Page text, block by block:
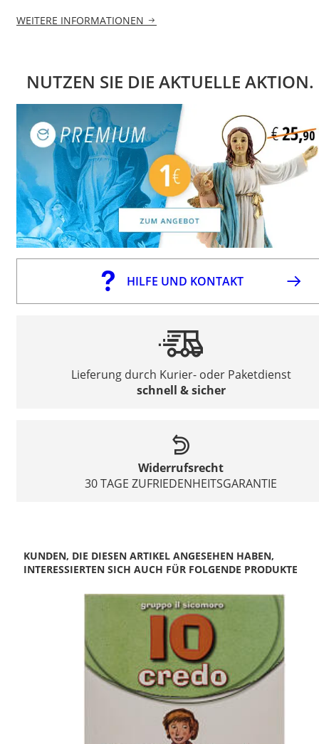
WEITERE INFORMATIONEN
NUTZEN SIE DIE AKTUELLE AKTION.
HILFE UND KONTAKT
Lieferung durch Kurier- oder Paketdienst
schnell & sicher
Widerrufsrecht
30 TAGE ZUFRIEDENHEITSGARANTIE
KUNDEN, DIE DIESEN ARTIKEL ANGESEHEN HABEN,
INTERESSIERTEN SICH AUCH FÜR FOLGENDE PRODUKTE